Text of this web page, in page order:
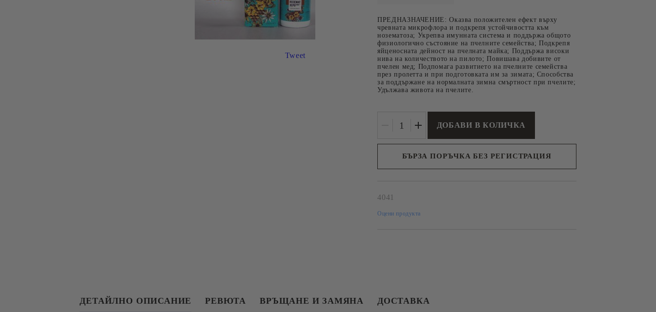
ОТВОДНИ КУТИИ
НОЖОВЕ, ВИЛИЦИ И
ВАЛЯЦИ ЗА
РАЗПЕЧАТВАНЕ
ИНВЕНТАР ЗА
ПЧЕЛНИ ПРОДУКТИ
Tweet
ПРЕДНАЗНАЧЕНИЕ: Оказва положителен ефект върху
чревната микрофлора и подкрепя устойчивостта към
нозематоза; Укрепва имунната система и поддържа общото
физиологично състояние на пчелните семейства; Подкрепя
яйценосната дейност на пчелната майка; Поддържа високи
нива на количеството на пилото; Повишава добивите от
пчелен мед; Подпомага развитието на пчелните семейства
през пролетта и при подготовката им за зимата; Способства
за поддържане на нормалната зимна смъртност при пчелите;
Удължава живота на пчелите.
БЪРЗА ПОРЪЧКА БЕЗ РЕГИСТРАЦИЯ
4041
Оцени продукта
ДЕТАЙЛНО ОПИСАНИЕ РЕВЮТА ВРЪЩАНЕ И ЗАМЯНА ДОСТАВКА